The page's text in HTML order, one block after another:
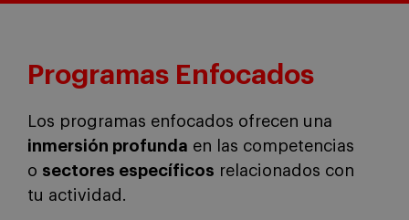
Programas Enfocados
Los programas enfocados ofrecen una
inmersión profunda en las competencias
o sectores específicos relacionados con
tu actividad.